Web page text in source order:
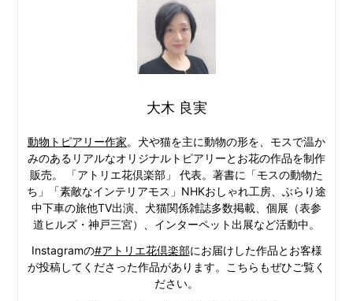
大木 良実
動物トピアリー作家。犬や猫を主に動物の形を、モスで温か
みのあるリアルなオリジナルトピアリーとお花の作品を制作
販売。 「アトリエ花倶楽部」 代表。著書に「モスの動物た
ち」「素敵なインテリアモス」NHKおしゃれ工房、ぶらり途
中下車の旅他TV出演、犬猫関係雑誌多数掲載、個展（表参
道ヒルズ・神戸三宮）、インターペット出展など活動中。
Instagramの#アトリエ花倶楽部にお届けした作品とお客様
が投稿してくださった作品があります。こちらもぜひご覧く
ださい。